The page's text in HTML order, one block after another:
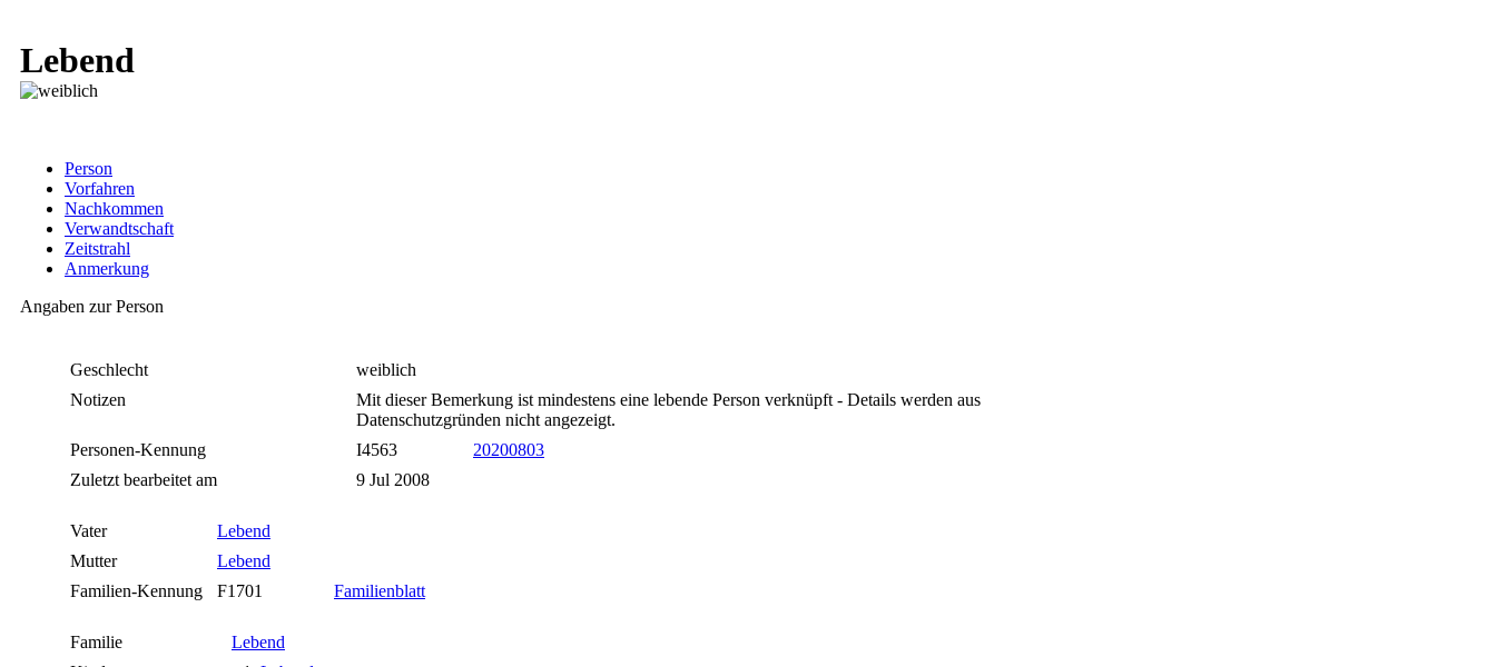
Lebend
Person
Vorfahren
Nachkommen
Verwandtschaft
Zeitstrahl
Anmerkung
Angaben zur Person
Geschlecht
weiblich
Notizen
Mit dieser Bemerkung ist mindestens eine lebende Person verknüpft - Details werden aus
Datenschutzgründen nicht angezeigt.
Personen-Kennung
I4563
20200803
Zuletzt bearbeitet am
9 Jul 2008
Vater
Lebend
Mutter
Lebend
Familien-Kennung
F1701 Familienblatt
Familie
Lebend